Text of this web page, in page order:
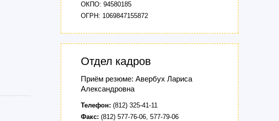
ОКПО: 94580185
ОГРН: 1069847155872
Отдел кадров
Приём резюме: Авербух Лариса
Александровна
Телефон: (812) 325-41-11
Факс: (812) 577-76-06, 577-79-06